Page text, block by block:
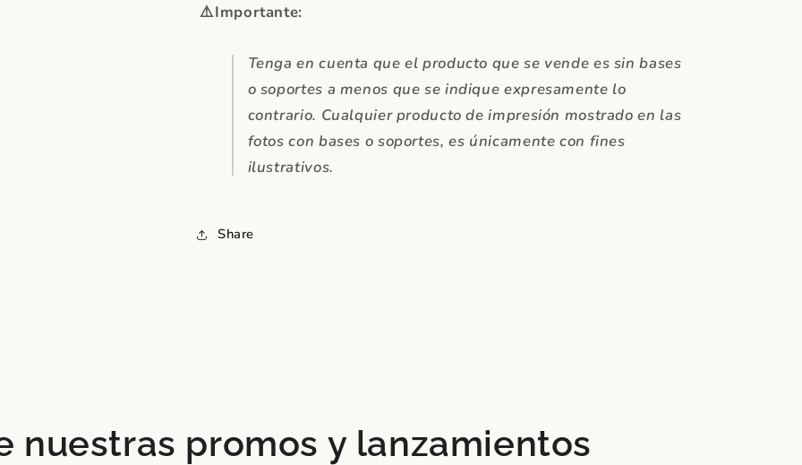
⚠️Importante:
Tenga en cuenta que el producto que se vende es sin bases
o soportes a menos que se indique expresamente lo
contrario. Cualquier producto de impresión mostrado en las
fotos con bases o soportes, es únicamente con fines
ilustrativos.
Share
nuestras promos y lanzamientos